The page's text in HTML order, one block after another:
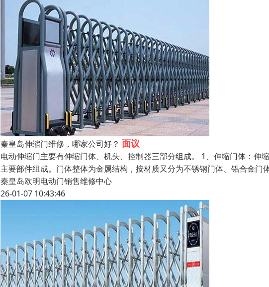
秦皇岛伸缩门维修，哪家公司好？ 面议
电动伸缩门主要有伸缩门体、机头、控制器三部分组成。 1、伸缩门体：伸
主要部件组成。门体整体为金属结构，按材质又分为不锈钢门体、铝合金
秦皇岛欧明电动门销售维修中心
26-01-07 10:43:46